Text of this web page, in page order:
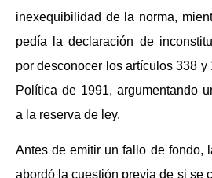
inexequibilidad de la norma,
pedía la declaración de
por desconocer los artículos 338
Política de 1991, argumentando
a la reserva de ley.
Antes de emitir un fallo de fondo,
abordó la cuestión previa de si se